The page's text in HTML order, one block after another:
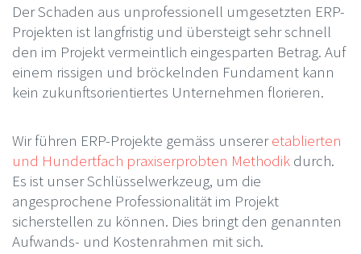
Der Schaden aus unprofessionell umgesetzten ERP-
Projekten ist langfristig und übersteigt sehr schnell
den im Projekt vermeintlich eingesparten Betrag. Auf
einem rissigen und bröckelnden Fundament kann
kein zukunftsorientiertes Unternehmen florieren.
Wir führen ERP-Projekte gemäss unsereretablierten
und Hundertfach praxiserprobten Methodik durch.
Es ist unser Schlüsselwerkzeug, um die
angesprochene Professionalität im Projekt
sicherstellen zu können. Dies bringt den genannten
Aufwands- und Kostenrahmen mit sich.